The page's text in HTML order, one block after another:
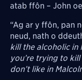
atab ffôn – John
“Ag ar y ffôn, pan
neud, nath o
kill the alcoholic in
you’re trying to
don’t like in